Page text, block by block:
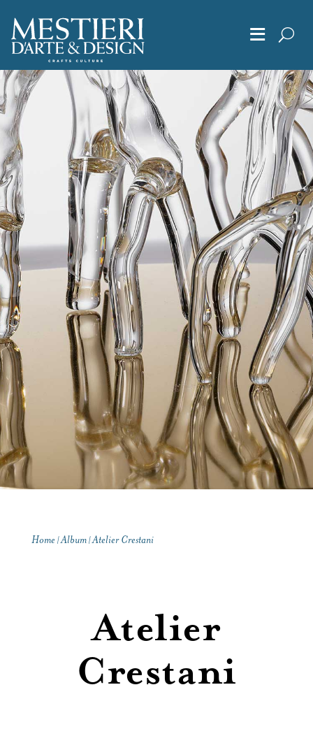
≡
Chi Siamo
Articoli
Album
Editoriali
Archivio
Contatti
Home |Album|Atelier Crestani
Atelier
Crestani